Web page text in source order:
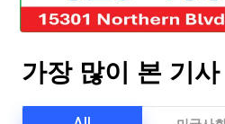
가장 많이 본 기사